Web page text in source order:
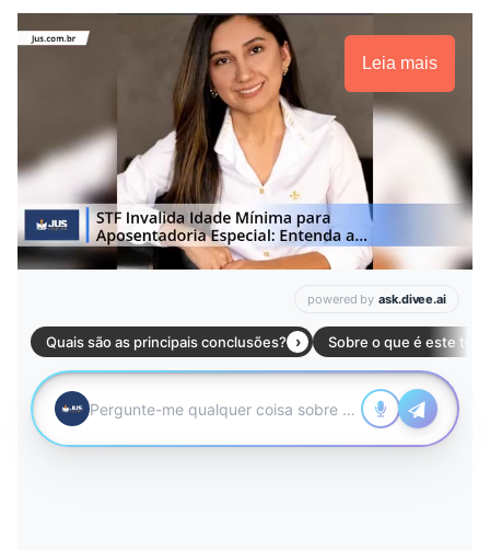
Leia mais